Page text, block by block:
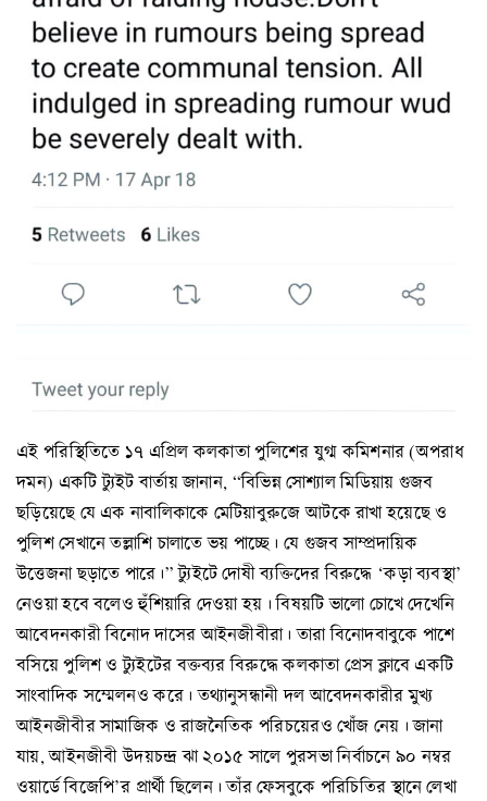
এই পরিস্থিতিতে ১৭ এপ্রিল কলকাতা পুলিশের যুগ্ম কমিশনার (অপরাধ
দমন) একটি ট্যুইট বার্তায় জানান, “বিভিন্ন সোশ্যাল মিডিয়ায় গুজব
ছড়িয়েছে যে এক নাবালিকাকে মেটিয়াবুরুজে আটকে রাখা হয়েছে ও
পুলিশ সেখানে তল্লাশি চালাতে ভয় পাচ্ছে। যে গুজব সাম্প্রদায়িক
উত্তেজনা ছড়াতে পারে।” ট্যুইটে দোষী ব্যক্তিদের বিরুদ্ধে ‘কড়া ব্যবস্থা’
নেওয়া হবে বলেও হুঁশিয়ারি দেওয়া হয়। বিষয়টি ভালো চোখে দেখেনি
আবেদনকারী বিনোদ দাসের আইনজীবীরা। তারা বিনোদবাবুকে পাশে
বসিয়ে পুলিশ ও ট্যুইটের বক্তব্যর বিরুদ্ধে কলকাতা প্রেস ক্লাবে একটি
সাংবাদিক সম্মেলনও করে। তথ্যানুসন্ধানী দল আবেদনকারীর মুখ্য
আইনজীবীর সামাজিক ও রাজনৈতিক পরিচয়েরও খোঁজ নেয়। জানা
যায়, আইনজীবী উদয়চন্দ্র ঝা ২০১৫ সালে পুরসভা নির্বাচনে ৯০ নম্বর
ওয়ার্ডে বিজেপি’র প্রার্থী ছিলেন। তাঁর ফেসবুকে পরিচিতির স্থানে লেখা